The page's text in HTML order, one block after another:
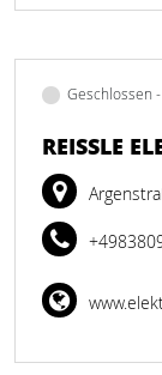
Geschlossen
REISSLE